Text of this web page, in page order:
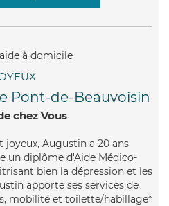
Pont-de-Beauvoisin
chez Vous
joyeux, Augustin a 20 ans
un diplôme d'Aide Médico-
bien la dépression et les
apporte ses services de
mobilité et toilette/habillage*